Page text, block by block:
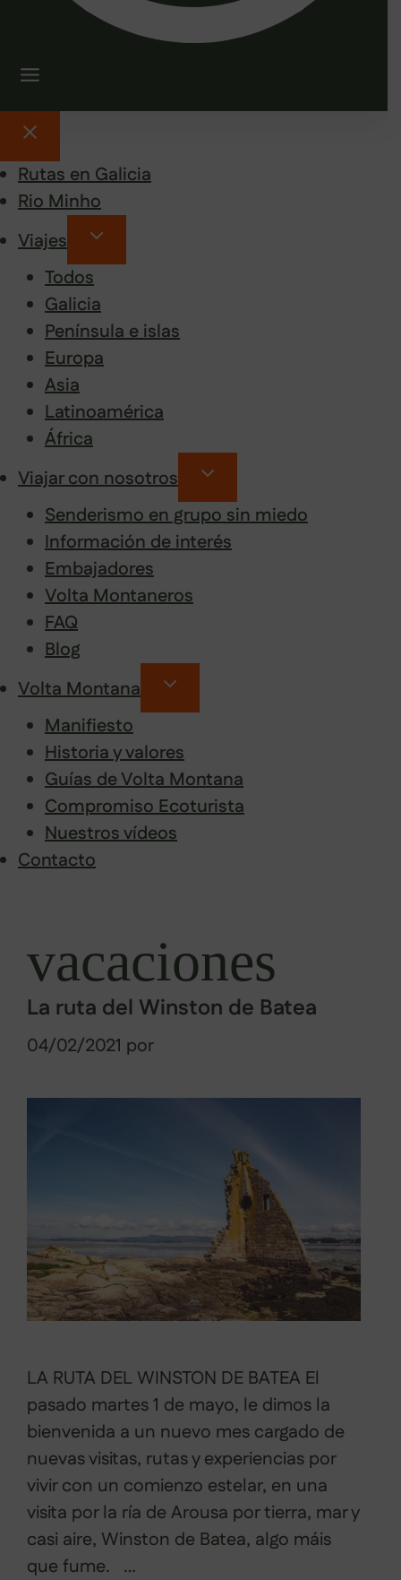
Rutas en Galicia
Rio Minho
Viajes
Todos
Galicia
Península e islas
Europa
Asia
Latinoamérica
África
Viajar con nosotros
Senderismo en grupo sin miedo
Información de interés
Embajadores
Volta Montaneros
FAQ
Blog
Volta Montana
Manifiesto
Historia y valores
Guías de Volta Montana
Compromiso Ecoturista
Nuestros vídeos
Contacto
contenido
vacaciones
La ruta del Winston de Batea
04/02/2021 por
LA RUTA DEL WINSTON DE BATEA El
pasado martes 1 de mayo, le dimos la
bienvenida a un nuevo mes cargado de
nuevas visitas, rutas y experiencias por
vivir con un comienzo estelar, en una
visita por la ría de Arousa por tierra, mar y
casi aire, Winston de Batea, algo máis
que fume. …